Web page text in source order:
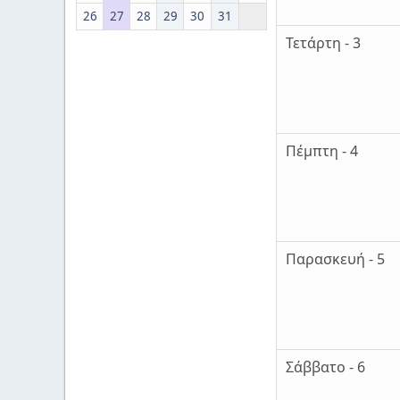
26
27 28 29 30 31
Τετάρτη - 3
Πέμπτη - 4
Παρασκευή - 5
Σάββατο - 6